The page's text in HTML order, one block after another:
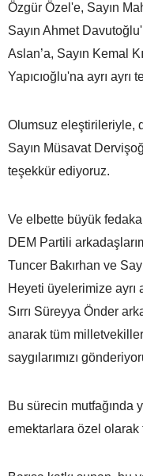
Özgür Özel'e, Sayın
Sayın Ahmet
Aslan’a, Sayın Kemal
Yapıcıoğlu'na ayrı ayrı
Olumsuz eleştirileriyle,
Sayın Müsavat
teşekkür ediyoruz.
Ve elbette büyük
DEM Partili
Tuncer Bakırhan ve
Heyeti üyelerimize ayrı
Sırrı Süreyya Önder
anarak tüm
saygılarımızı
Bu sürecin mutfağında
emektarlara özel olarak